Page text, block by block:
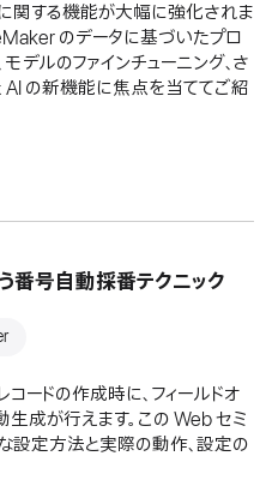
関する機能が大幅に強化されま
のデータに基づいたプロ
デルのファインチューニング、さ
AI の新機能に焦点を当ててご紹
号自動採番テクニック
ードの作成時に、フィールドオ
生成が行えます。この Web セミ
設定方法と実際の動作、設定の